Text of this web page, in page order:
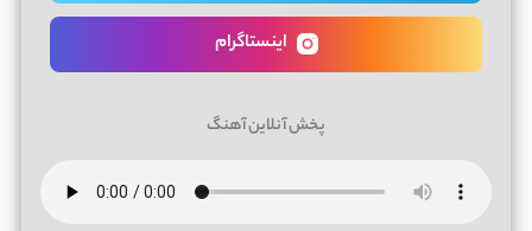
اینستاگرام
پخش آنلاین آهنگ